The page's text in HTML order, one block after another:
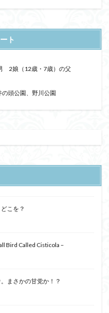
ト
2娘（12歳・7歳）の父
頭公園、野川公園
こを？
Bird Called Cisticola –
まさかの甘党か！？